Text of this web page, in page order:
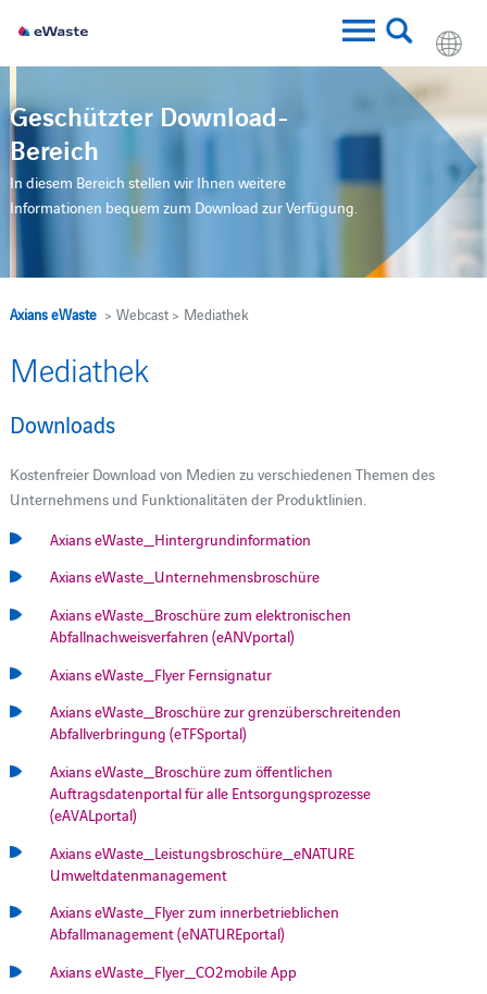
Geschützter Download-
Bereich
In diesem Bereich stellen wir Ihnen weitere
Informationen bequem zum Download zur Verfügung.
Axians eWaste> Webcast > Mediathek
Mediathek
Downloads
Kostenfreier Download von Medien zu verschiedenen Themen des
Unternehmens und Funktionalitäten der Produktlinien.
Axians eWaste_Hintergrundinformation
Axians eWaste_Unternehmensbroschüre
Axians eWaste_Broschüre zum elektronischen
Abfallnachweisverfahren (eANVportal)
Axians eWaste_Flyer Fernsignatur
Axians eWaste_Broschüre zur grenzüberschreitenden
Abfallverbringung (eTFSportal)
Axians eWaste_Broschüre zum öffentlichen
Auftragsdatenportal für alle Entsorgungsprozesse
(eAVALportal)
Axians eWaste_Leistungsbroschüre_eNATURE
Umweltdatenmanagement
Axians eWaste_Flyer zum innerbetrieblichen
Abfallmanagement (eNATUREportal)
Axians eWaste_Flyer_CO2mobile App